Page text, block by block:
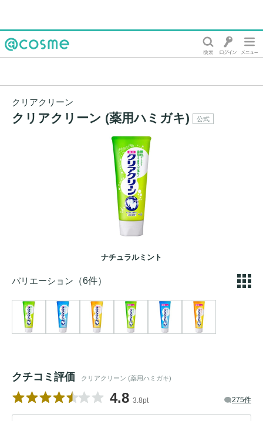
クリアクリーン
クリアクリーン (薬用ハミガキ) 公式
ナチュラルミント
バリエーション （6件）
クチコミ評価 クリアクリーン (薬用ハミガキ)
4.8 3.8pt 275件